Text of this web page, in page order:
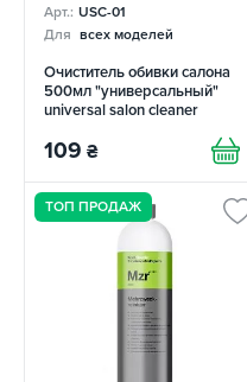
Арт.: USC-01
Для всех моделей
Очиститель обивки салона
500мл "универсальный"
universal salon cleaner
109 ₴
ТОП ПРОДАЖ